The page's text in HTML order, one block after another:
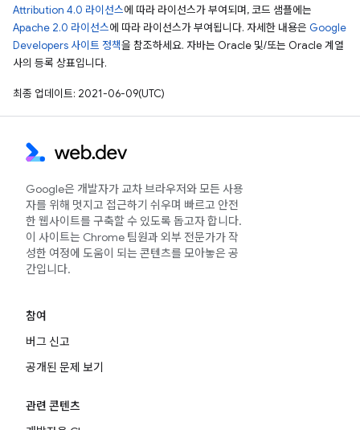
Attribution 4.0 라이선스에 따라 라이선스가 부여되며, 코드 샘플에는
Apache 2.0 라이선스에 따라 라이선스가 부여됩니다. 자세한 내용은 Google
Developers 사이트 정책을 참조하세요. 자바는 Oracle 및/또는 Oracle 계열
사의 등록 상표입니다.
최종 업데이트: 2021-06-09(UTC)
Google은 개발자가 교차 브라우저와 모든 사용
자를 위해 멋지고 접근하기 쉬우며 빠르고 안전
한 웹사이트를 구축할 수 있도록 돕고자 합니다.
이 사이트는 Chrome 팀원과 외부 전문가가 작
성한 여정에 도움이 되는 콘텐츠를 모아놓은 공
간입니다.
참여
버그 신고
공개된 문제 보기
관련 콘텐츠